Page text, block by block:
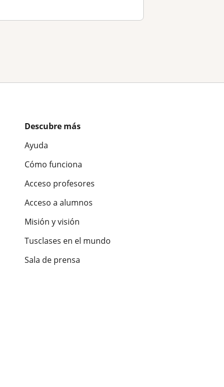
Descubre más
Ayuda
Cómo funciona
Acceso profesores
Acceso a alumnos
Misión y visión
Tusclases en el mundo
Sala de prensa